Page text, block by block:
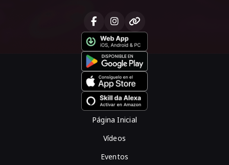
Página Inicial
Vídeos
Eventos